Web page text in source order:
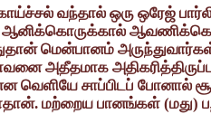
வந்தால் ஒரு ஒரேஜ்
ஆனிக்கொருக்கால்
மென்பானம்
அதீதமாக
வெளியே சாப்பிடப் போனால்
மற்றைய பானங்கள் (மது)